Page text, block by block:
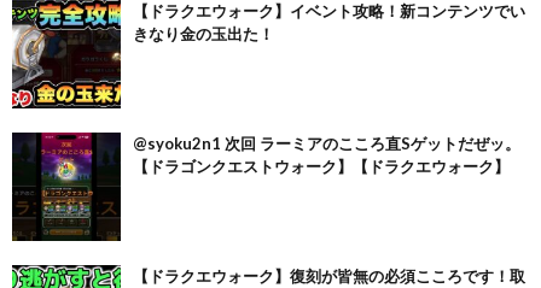
【ドラクエウォーク】イベント攻略！新コンテンツでい
きなり金の玉出た！
@syoku2n1 次回 ラーミアのこころ直Sゲットだぜッ。
【ドラゴンクエストウォーク】【ドラクエウォーク】
【ドラクエウォーク】復刻が皆無の必須こころです！取